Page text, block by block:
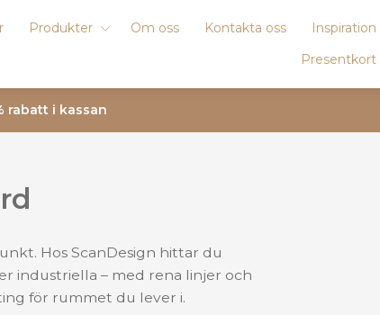
Produkter Om oss Kontakta oss
Inspiration
Presentkort
rabatt i kassan
Hos ScanDesign hittar du
industriella – med rena linjer och
för rummet du lever i.